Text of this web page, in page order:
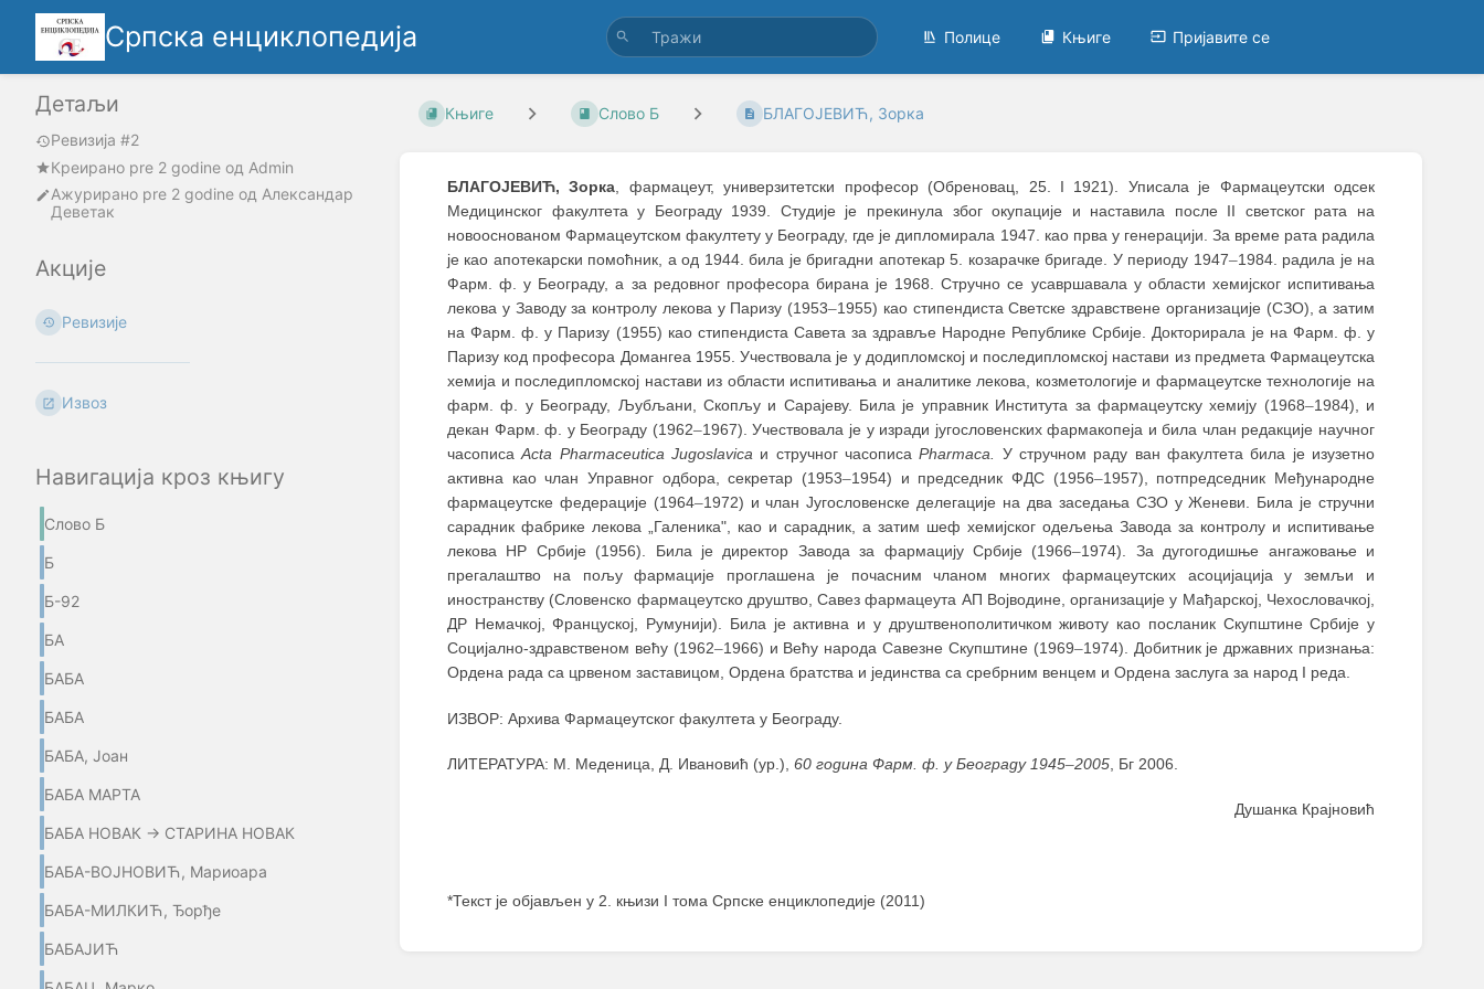
Српска енциклопедија Полице Књиге Пријавите се
Детаљи
Ревизија #2
Креирано pre 2 godine oд Admin
Ажурирано pre 2 godine од Александар
Деветак
Акције
Ревизије
Извоз
Навигација кроз књигу
Слово Б
Б
Б-92
БА
БАБА
БАБА
БАБА, Јоан
БАБА МАРТА
БАБА НОВАК → СТАРИНА НОВАК
БАБА-ВОЈНОВИЋ, Мариоара
БАБА-МИЛКИЋ, Ђорђе
БАБАЈИЋ
Књиге Слово Б БЛАГОЈЕВИЋ, Зорка
БЛАГОЈЕВИЋ, Зорка, фармацеут, универзитетски професор (Обреновац, 25. I 1921). Уписала је Фармацеутски одсек
Медицинског факултета у Београду 1939. Студије је прекинула због окупације и наставила после II светског рата на
новооснованом Фармацеутском факултету у Београду, где је дипломирала 1947. као прва у генерацији. За време рата радила
је као апотекарски помоћник, а од 1944. била је бригадни апотекар 5. козарачке бригаде. У периоду 1947–1984. радила је на
Фарм. ф. у Београду, а за редовног професора бирана је 1968. Стручно се усавршавала у области хемијског испитивања
лекова у Заводу за контролу лекова у Паризу (1953–1955) као стипендиста Светске здравствене организације (СЗО), а затим
на Фарм. ф. у Паризу (1955) као стипендиста Савета за здравље Народне Републике Србије. Докторирала је на Фарм. ф. у
Паризу код професора Домангеа 1955. Учествовала је у додипломској и последипломској настави из предмета Фармацеутска
хемија и последипломској настави из области испитивања и аналитике лекова, козметологије и фармацеутске технологије на
фарм. ф. у Београду, Љубљани, Скопљу и Сарајеву. Била је управник Института за фармацеутску хемију (1968–1984), и
декан Фарм. ф. у Београду (1962–1967). Учествовала је у изради југословенских фармакопеја и била члан редакције научног
часописаActa Pharmaceutica Jugoslavica и стручног часописаPharmaca. У стручном раду ван факултета била је изузетно
активна као члан Управног одбора, секретар (1953–1954) и председник ФДС (1956–1957), потпредседник Међународне
фармацеутске федерације (1964–1972) и члан Југословенске делегације на два заседања СЗО у Женеви. Била је стручни
сарадник фабрике лекова „Галеника", као и сарадник, а затим шеф хемијског одељења Завода за контролу и испитивање
лекова НР Србије (1956). Била је директор Завода за фармацију Србије (1966–1974). За дугогодишње ангажовање и
прегалаштво на пољу фармације проглашена је почасним чланом многих фармацеутских асоцијација у земљи и
иностранству (Словенско фармацеутско друштво, Савез фармацеута АП Војводине, организације у Мађарској, Чехословачкој,
ДР Немачкој, Француској, Румунији). Била је активна и у друштвенополитичком животу као посланик Скупштине Србије у
Социјално-здравственом већу (1962–1966) и Већу народа Савезне Скупштине (1969–1974). Добитник је државних признања:
Ордена рада са црвеном заставицом, Ордена братства и јединства са сребрним венцем и Ордена заслуга за народ I реда.
ИЗВОР: Архива Фармацеутског факултета у Београду.
ЛИТЕРАТУРА: М. Меденица, Д. Ивановић (ур.), 60 година Фарм. ф. у Београду 1945–2005 , Бг 2006.
Душанка Крајновић
*Текст је објављен у 2. књизи I тома Српске енциклопедије (2011)